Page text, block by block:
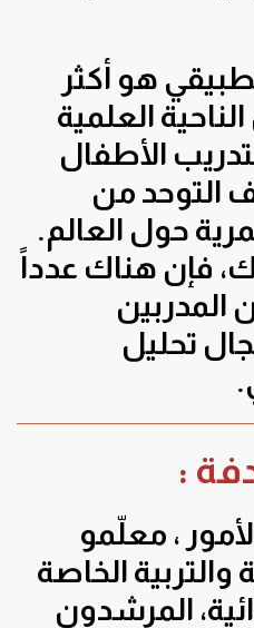
هو أكثر
العلمية
الأطفال
التوحد من
حول العالم.
فإن هناك عدداً
المدربين
تحليل
:
، معلّمو
والتربية الخاصة
المرشدون